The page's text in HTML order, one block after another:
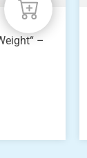
–